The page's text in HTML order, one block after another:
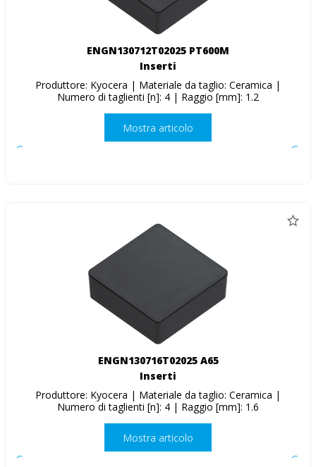
ENGN130712T02025 PT600M
Inserti
Produttore: Kyocera | Materiale da taglio: Ceramica |
Numero di taglienti [n]: 4 | Raggio [mm]: 1.2
Mostra articolo
ENGN130716T02025 A65
Inserti
Produttore: Kyocera | Materiale da taglio: Ceramica |
Numero di taglienti [n]: 4 | Raggio [mm]: 1.6
Mostra articolo